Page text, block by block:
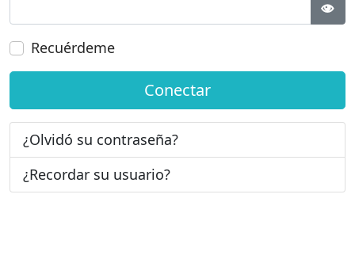
Recuérdeme
Conectar
¿Olvidó su contraseña?
¿Recordar su usuario?